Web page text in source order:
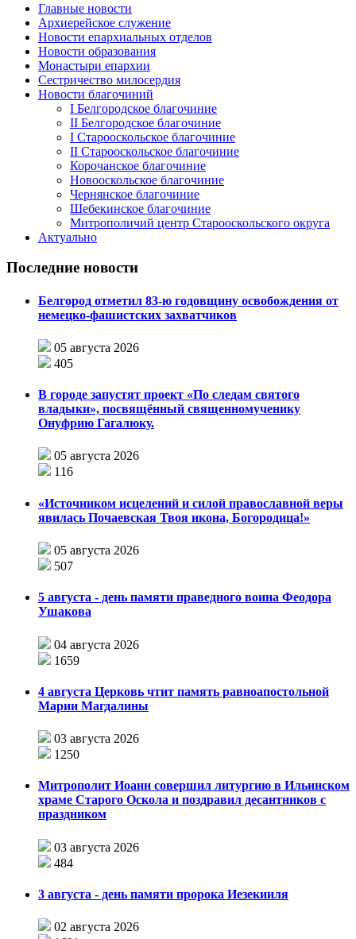
Главные новости
Архиерейское служение
Новости епархиальных отделов
Новости образования
Монастыри епархии
Сестричество милосердия
Новости благочиний
I Белгородское благочиние
II Белгородское благочиние
I Старооскольское благочиние
II Старооскольское благочиние
Корочанское благочиние
Новооскольское благочиние
Чернянское благочиние
Шебекинское благочиние
Митрополичий центр Старооскольского округа
Актуально
Последние новости
Белгород отметил 83-ю годовщину освобождения от
немецко-фашистских захватчиков
05 августа 2026
405
В городе запустят проект «По следам святого
владыки», посвящённый священномученику
Онуфрию Гагалюку.
05 августа 2026
116
«Источником исцелений и силой православной веры
явилась Почаевская Твоя икона, Богородица!»
05 августа 2026
507
5 августа - день памяти праведного воина Феодора
Ушакова
04 августа 2026
1659
4 августа Церковь чтит память равноапостольной
Марии Магдалины
03 августа 2026
1250
Митрополит Иоанн совершил литургию в Ильинском
храме Старого Оскола и поздравил десантников с
праздником
03 августа 2026
484
3 августа - день памяти пророка Иезекииля
02 августа 2026